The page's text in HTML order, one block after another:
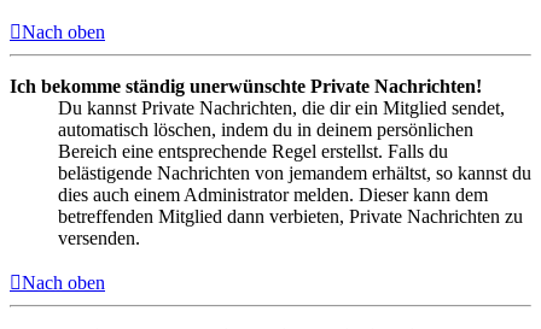
Nach oben
Ich bekomme ständig unerwünschte Private Nachrichten!
Du kannst Private Nachrichten, die dir ein Mitglied sendet,
automatisch löschen, indem du in deinem persönlichen
Bereich eine entsprechende Regel erstellst. Falls du
belästigende Nachrichten von jemandem erhältst, so kannst du
dies auch einem Administrator melden. Dieser kann dem
betreffenden Mitglied dann verbieten, Private Nachrichten zu
versenden.
Nach oben